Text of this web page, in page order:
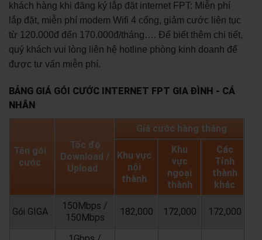
khách hàng khi đăng ký lắp đặt internet FPT: Miễn phí
lắp đặt, miễn phí modem Wifi 4 cổng, giảm cước liên tục
từ 120.000đ đến 170.000đ/tháng…. Để biết thêm chi tiết,
quý khách vui lòng liên hệ hotline phòng kinh doanh để
được tư vấn miễn phí.
BẢNG GIÁ GÓI CƯỚC INTERNET FPT GIA ĐÌNH - CÁ
NHÂN
Tên gói
cước
Tốc độ
Download /
Upload
Giá cước hàng tháng
Khu vực
nội
thành
Khu
vực
ngoại
thành
Các
Tỉnh
thành
khác
Gói GIGA
150Mbps /
150Mbps
182,000 172,000 172,000